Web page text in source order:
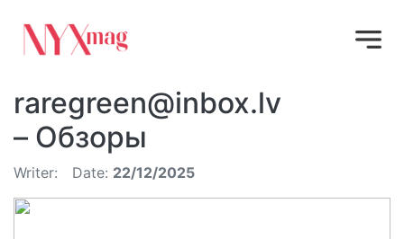
raregreen@inbox.lv
– Обзоры
Writer: Date: 22/12/2025